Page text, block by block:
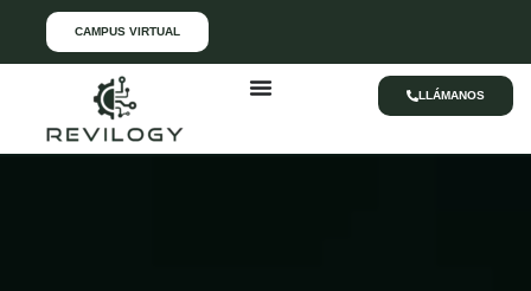
CAMPUS VIRTUAL
LLÁMANOS